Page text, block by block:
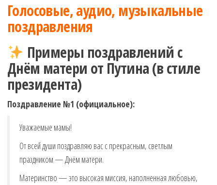
Голосовые, аудио, музыкальные
поздравления
Примеры поздравлений с
Днём матери от Путина (в стиле
президента)
Поздравление №1 (официальное):
Уважаемые мамы!
От всей души поздравляю вас с прекрасным, светлым
праздником — Днём матери.
Материнство — это высокая миссия, наполненная любовью,